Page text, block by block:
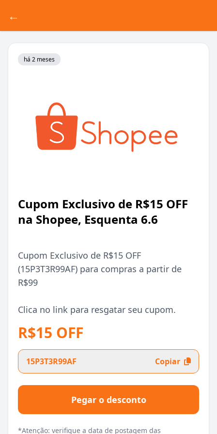
←
há 2 meses
Cupom Exclusivo de R$15 OFF
na Shopee, Esquenta 6.6
Cupom Exclusivo de R$15 OFF
(15P3T3R99AF) para compras a partir de
R$99
Clica no link para resgatar seu cupom.
R$15 OFF
15P3T3R99AF Copiar
Pegar o desconto
*Atenção: verifique a data de postagem das